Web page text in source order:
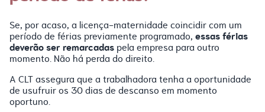
Se, por acaso, a licença-maternidade coincidir com um
período de férias previamente programado,essas férias
deverão ser remarcadaspela empresa para outro
momento. Não há perda do direito.
A CLT assegura que a trabalhadora tenha a oportunidade
de usufruir os 30 dias de descanso em momento
oportuno.